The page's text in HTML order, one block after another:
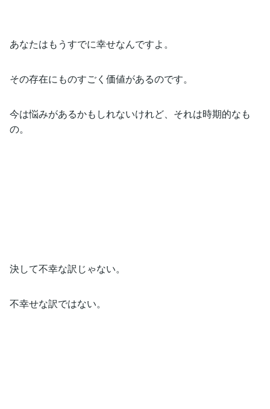
あなたはもうすでに幸せなんですよ。
その存在にものすごく価値があるのです。
今は悩みがあるかもしれないけれど、それは時期的なも
の。
決して不幸な訳じゃない。
不幸せな訳ではない。